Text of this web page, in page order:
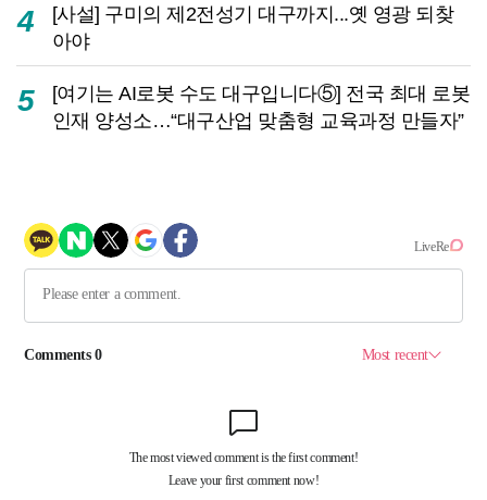
4
[사설] 구미의 제2전성기 대구까지...옛 영광 되찾
아야
5
[여기는 AI로봇 수도 대구입니다⑤] 전국 최대 로봇
인재 양성소…“대구산업 맞춤형 교육과정 만들자”